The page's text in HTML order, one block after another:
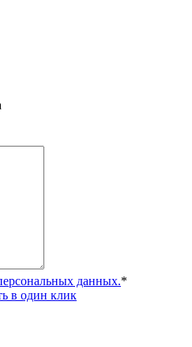
данных.*
в один клик